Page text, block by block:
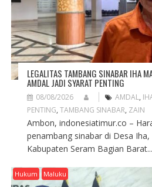
LEGALITAS TAMBANG SINABAR IHA
AMDAL JADI SYARAT PENTING
08/08/2026 AMDAL,
PENTING, TAMBANG SINABAR, ZAIN
Ambon, indonesiatimur.co –
penambang sinabar di Desa
Kabupaten Seram Bagian Barat...
Hukum Maluku